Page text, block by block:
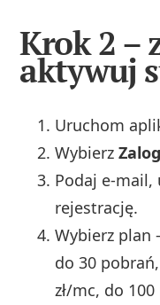
Krok 2 –
aktywuj
Uruchom
Wybierz
Podaj
rejestrację.
Wybierz plan
do 30
zł/mc, do